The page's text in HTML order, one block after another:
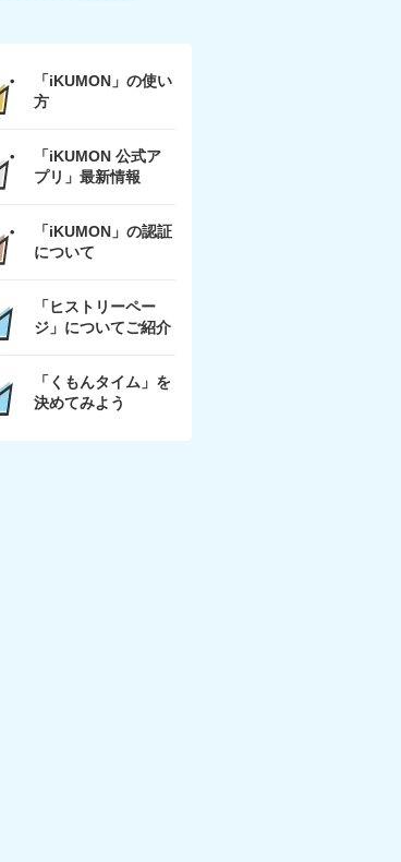
「iKUMON」の使い
方
「iKUMON 公式ア
プリ」最新情報
「iKUMON」の認証
について
「ヒストリーペー
ジ」についてご紹介
「くもんタイム」を
決めてみよう